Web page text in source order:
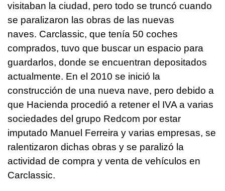
visitaban la ciudad, pero todo se truncó cuando
se paralizaron las obras de las nuevas
naves. Carclassic, que tenía 50 coches
comprados, tuvo que buscar un espacio para
guardarlos, donde se encuentran depositados
actualmente. En el 2010 se inició la
construcción de una nueva nave, pero debido a
que Hacienda procedió a retener el IVA a varias
sociedades del grupo Redcom por estar
imputado Manuel Ferreira y varias empresas, se
ralentizaron dichas obras y se paralizó la
actividad de compra y venta de vehículos en
Carclassic.